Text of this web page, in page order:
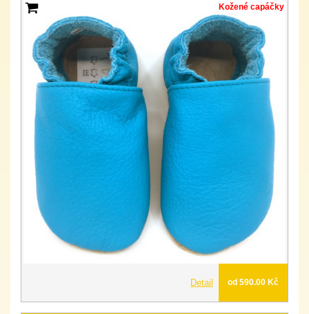
Kožené capáčky
Detail od 590.00 Kč